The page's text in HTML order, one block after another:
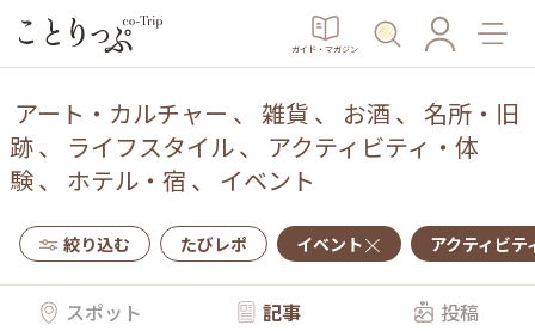
ガイド・マガジン
アート・カルチャー 、 雑貨 、 お酒 、 名所・旧
跡、 ライフスタイル、 アクティビティ・体
験、 ホテル・宿 、 イベント
絞り込む たびレポ イベント アクティビテ
スポット 記事 投稿